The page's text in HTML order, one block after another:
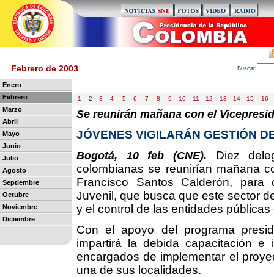
Febrero de 2003 Buscar
Enero
Febrero
Marzo
Abril
Mayo
Junio
Julio
Agosto
Septiembre
Octubre
Noviembre
Diciembre
1 2 3 4 5 6 7 8 9 10 11 12 13 14 15 16
Se reunirán mañana con el
JÓVENES VIGILARÁN GESTIÓN
Bogotá, 10 feb (CNE). Diez
colombianas se reunirían mañana
Francisco Santos Calderón,
Juvenil, que busca que este sector
y el control de las entidades
Con el apoyo del programa
impartirá la debida capacitación e
encargados de implementar el
una de sus localidades.